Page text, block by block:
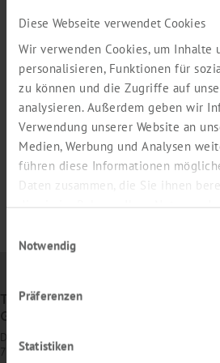
Diese Webseite verwendet Cookies
Wir verwenden Cookies, um Inhalte
personalisieren, Funktionen für
zu können und die Zugriffe auf
analysieren. Außerdem geben wir
Verwendung unserer Website an
Medien, Werbung und Analysen
führen diese Informationen
Daten zusammen, die Sie ihnen
die sie im Rahmen Ihrer Nutzung
Notwendig
Präferenzen
Statistiken
TH. GEYER
GMBH & CO. KG
Dornierstr. 4–6
71272 Renningen